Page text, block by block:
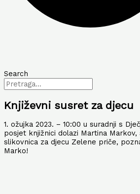
Search
Književni susret za djecu
1. ožujka 2023. – 10:00 u suradnji s
posjet knjižnici dolazi Martina Markov,
slikovnica za djecu Zelene priče,
Marko!